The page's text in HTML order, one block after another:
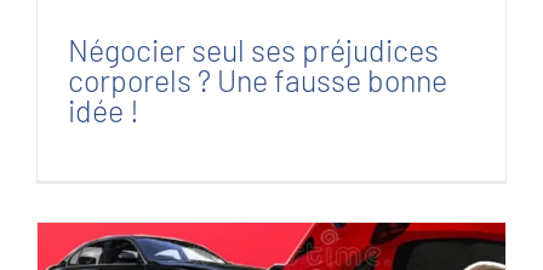
Négocier seul ses préjudices
corporels ? Une fausse bonne
idée !